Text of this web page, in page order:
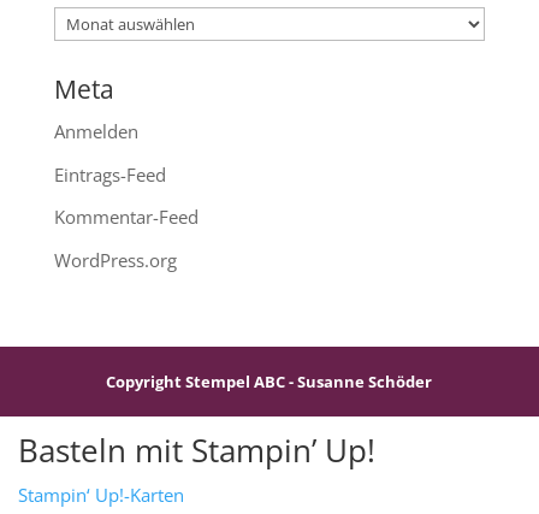
Archiv
Meta
Anmelden
Eintrags-Feed
Kommentar-Feed
WordPress.org
Copyright Stempel ABC - Susanne Schöder
Basteln mit Stampin’ Up!
Stampin‘ Up!-Karten